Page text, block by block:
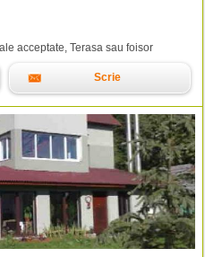
acceptate, Terasa sau foisor
Scrie